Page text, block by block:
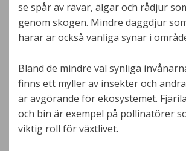
se spår av rävar, älgar och rådjur
genom skogen. Mindre däggdjur
harar är också vanliga synar i
Bland de mindre väl synliga
finns ett myller av insekter och
är avgörande för ekosystemet.
och bin är exempel på pollinatörer
viktig roll för växtlivet.